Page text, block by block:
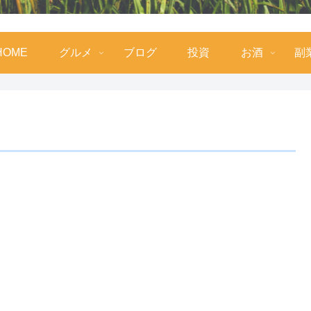
グルメ ブログ 投資 お酒 副